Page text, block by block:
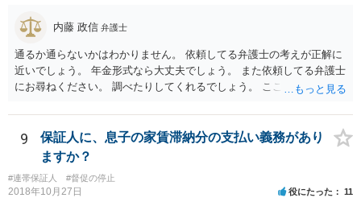
内藤 政信 弁護士
通るか通らないかはわかりません。 依頼してる弁護士の考えが正解に
近いでしょう。 年金形式なら大丈夫でしょう。 また依頼してる弁護士
にお尋ねください。 調べたりしてくれるでしょう。 ここでは以上で
9
保証人に、息子の家賃滞納分の支払い義務があり
ますか？
#連帯保証人 #督促の停止
2018年10月27日 役にたった 11